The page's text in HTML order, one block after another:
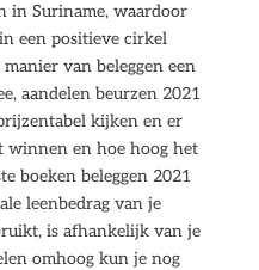
in Suriname, waardoor
een positieve cirkel
van beleggen een
aandelen beurzen 2021
kijken en er
winnen en hoe hoog het
boeken beleggen 2021
leenbedrag van je
is afhankelijk van je
omhoog kun je nog